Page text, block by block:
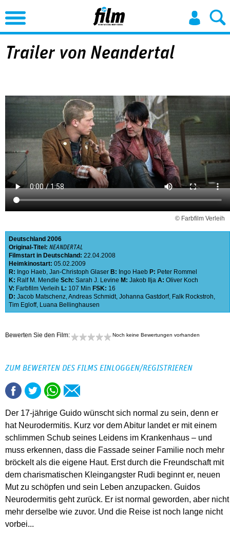
Jump to Navigation
Trailer von Neandertal
© Farbfilm Verleih
Deutschland 2006
Original-Titel: NEANDERTAL
Filmstart in Deutschland: 22.04.2008
Heimkinostart: 05.02.2009
R: Ingo Haeb, Jan-Christoph Glaser B: Ingo Haeb P: Peter Rommel
K: Ralf M. Mendle Sch: Sarah J. Levine M: Jakob Ilja A: Oliver Koch
V: Farbfilm Verleih L: 107 Min FSK: 16
D: Jacob Matschenz,Andreas Schmidt, Johanna Gastdorf, Falk Rockstroh,
Tim Egloff, Luana Bellinghausen
Bewerten Sie den Film: Noch keine Bewertungen vorhanden
ZUM BEWERTEN DES FILMS EINLOGGEN/REGISTRIEREN
Der 17-jährige Guido wünscht sich normal zu sein, denn er
hat Neurodermitis. Kurz vor dem Abitur landet er mit einem
schlimmen Schub seines Leidens im Krankenhaus – und
muss erkennen, dass die Fassade seiner Familie noch mehr
bröckelt als die eigene Haut. Erst durch die Freundschaft mit
dem charismatischen Kleingangster Rudi beginnt er, neuen
Mut zu schöpfen und sein Leben anzupacken. Guidos
Neurodermitis geht zurück. Er ist normal geworden, aber nicht
mehr derselbe wie zuvor. Und die Reise ist noch lange nicht
vorbei...